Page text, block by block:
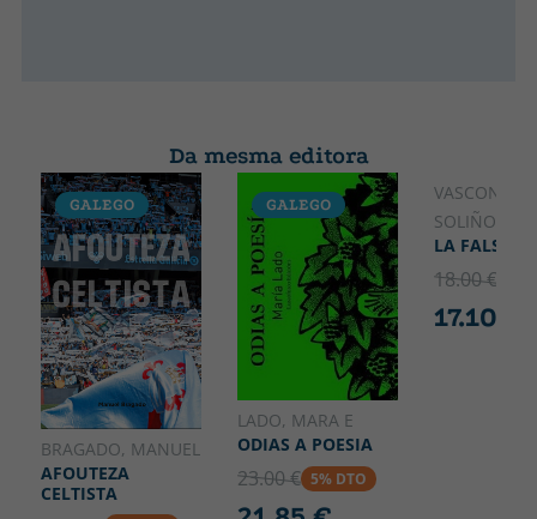
Da mesma editora
GALEGO
BRAGADO, MANUEL
AFOUTEZA
CELTISTA
GALEGO
LADO, MARA E
ODIAS A POESIA
23.00 € 5% DTO
SOLIÑO,
LA FALSA
18.00 €
17.10 €